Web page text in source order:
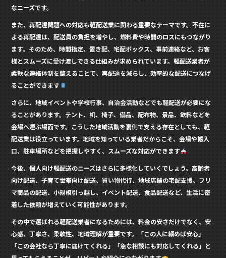
なニーズです。
また、再配達問題への対応も軽配送業に関わる重要なテーマです。不在に
よる再配達は、配送員の負担を増やし、燃料費や時間のロスにもつながり
ます。そのため、時間指定、置き配、宅配ボックス、事前連絡など、お客
様とスムーズに受け渡しできる仕組みが求められています。軽配送業者が
柔軟な連絡体制を整えることで、再配達を減らし、効率的な配送につなげ
ることができます
さらに、地域イベントや学校行事、自治会活動などでも軽配送が必要にな
ることがあります。テント、机、椅子、備品、配布物、景品、飲料などを
会場へ運ぶ場面です。こうした地域活動を裏側で支える存在としても、軽
配送業は役立っています。地域を知っている業者だからこそ、会場や搬入
口、駐車場所などを把握しやすく、スムーズな対応ができます
今後、個人向け軽配送のニーズはさらに多様化していくでしょう。高齢者
向け配送、子育て世帯向け配送、買い物代行、地域店舗の宅配支援、フリ
マ商品の配送、小規模引っ越し、イベント配送、食品配送など、生活に密
着した依頼が増えていく可能性があります。
その中で選ばれる軽配送業者になるためには、料金の安さだけでなく、安
心感、丁寧さ、柔軟性、地域理解が重要です。「この人に頼めば安心」
「この会社なら丁寧に届けてくれる」「急な相談にも対応してくれる」と